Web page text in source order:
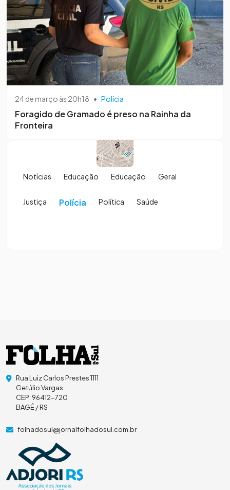
24 de março às 20h18 • Polícia
Foragido de Gramado é preso na Rainha da
Fronteira
Notícias Educação Educação Geral
Justiça Polícia Política Saúde
Rua Luiz Carlos Prestes 1111
Getúlio Vargas
CEP: 96412-720
BAGÉ / RS
folhadosul@jornalfolhadosul.com.br